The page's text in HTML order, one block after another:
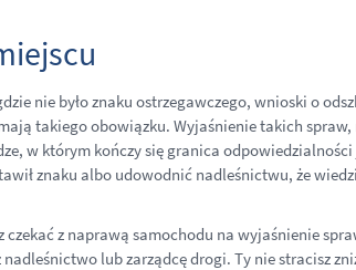
nie było znaku ostrzegawczego, wnioski o
takiego obowiązku. Wyjaśnienie takich
w którym kończy się granica
znaku albo udowodnić nadleśnictwu, że
z naprawą samochodu na wyjaśnienie
lub zarządcę drogi. Ty nie stracisz